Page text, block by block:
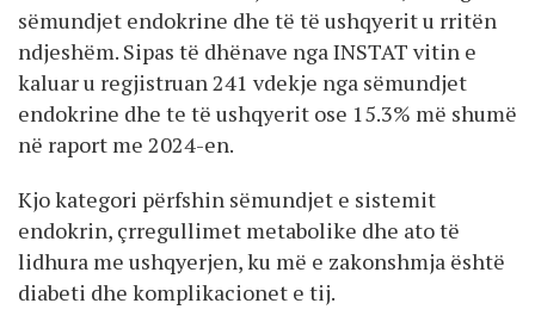
sëmundjet endokrine dhe të të ushqyerit u rritën
ndjeshëm. Sipas të dhënave nga INSTAT vitin e
kaluar u regjistruan 241 vdekje nga sëmundjet
endokrine dhe te të ushqyerit ose 15.3% më shumë
në raport me 2024-en.
Kjo kategori përfshin sëmundjet e sistemit
endokrin, çrregullimet metabolike dhe ato të
lidhura me ushqyerjen, ku më e zakonshmja është
diabeti dhe komplikacionet e tij.